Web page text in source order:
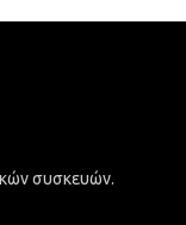
συσκευών.